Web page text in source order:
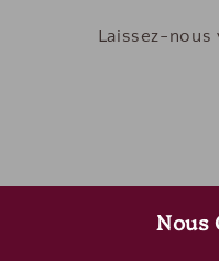
Laissez-
Nous